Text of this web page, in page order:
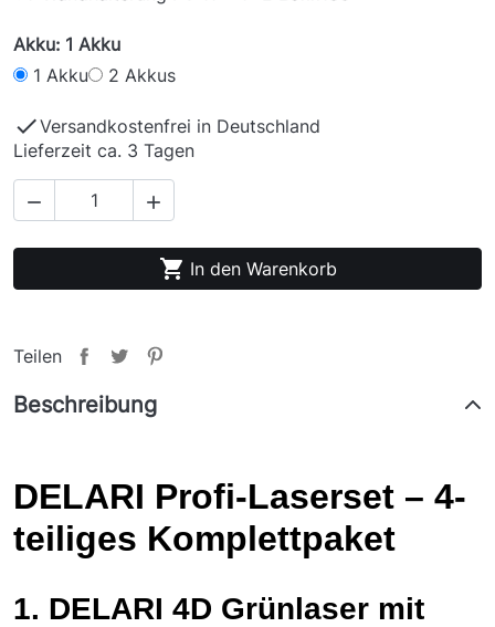
Akku: 1 Akku
1 Akku
2 Akkus
Versandkostenfrei in Deutschland
Lieferzeit ca. 3 Tagen
 
 In den Warenkorb
Teilen
Beschreibung
DELARI Profi-Laserset – 4-
teiliges Komplettpaket
1. DELARI 4D Grünlaser mit